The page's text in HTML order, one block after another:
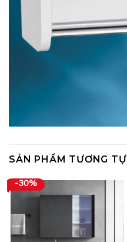
SẢN PHẨM TƯƠNG TỰ
-30%